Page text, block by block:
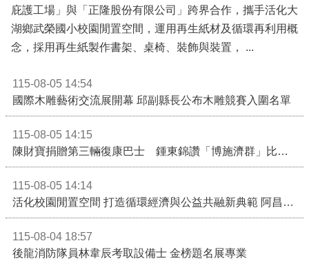
庇護工場」與「正隆股份有限公司」跨界合作，攜手活化大
湖鄉武榮國小校園閒置空間，運用再生紙材及循環再利用概
念，採用再生紙製作書架、桌椅、裝飾與裝置， ...
115-08-05 14:54
國際木雕藝術交流展開幕 邱副縣長公布木雕競賽入圍名單
115-08-05 14:15
陳財寶捐贈第三輛復康巴士 鍾東錦讚「博施濟群」比喻如及時雨
115-08-05 14:14
活化校園閒置空間 打造循環經濟與公益共融新典範 阿昌共好聚落揭牌
115-08-04 18:57
後龍消防隊員林韋辰考取設備士 金榜題名展專業